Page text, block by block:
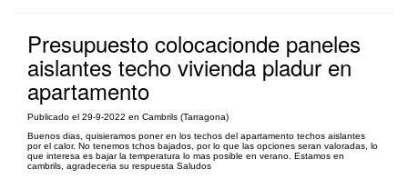
Presupuesto colocacionde paneles
aislantes techo vivienda pladur en
apartamento
Publicado el 29-9-2022 en Cambrils (Tarragona)
Buenos dias, quisieramos poner en los techos del apartamento techos aislantes
por el calor. No tenemos tchos bajados, por lo que las opciones seran valoradas, lo
que interesa es bajar la temperatura lo mas posible en verano. Estamos en
cambrils, agradeceria su respuesta Saludos